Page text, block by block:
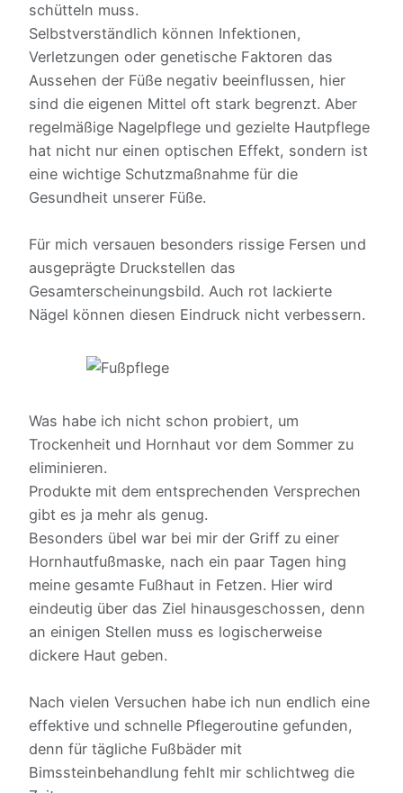
schütteln muss.
Selbstverständlich können Infektionen,
Verletzungen oder genetische Faktoren das
Aussehen der Füße negativ beeinflussen, hier
sind die eigenen Mittel oft stark begrenzt. Aber
regelmäßige Nagelpflege und gezielte Hautpflege
hat nicht nur einen optischen Effekt, sondern ist
eine wichtige Schutzmaßnahme für die
Gesundheit unserer Füße.
Für mich versauen besonders rissige Fersen und
ausgeprägte Druckstellen das
Gesamterscheinungsbild. Auch rot lackierte
Nägel können diesen Eindruck nicht verbessern.
Was habe ich nicht schon probiert, um
Trockenheit und Hornhaut vor dem Sommer zu
eliminieren.
Produkte mit dem entsprechenden Versprechen
gibt es ja mehr als genug.
Besonders übel war bei mir der Griff zu einer
Hornhautfußmaske, nach ein paar Tagen hing
meine gesamte Fußhaut in Fetzen. Hier wird
eindeutig über das Ziel hinausgeschossen, denn
an einigen Stellen muss es logischerweise
dickere Haut geben.
Nach vielen Versuchen habe ich nun endlich eine
effektive und schnelle Pflegeroutine gefunden,
denn für tägliche Fußbäder mit
Bimssteinbehandlung fehlt mir schlichtweg die